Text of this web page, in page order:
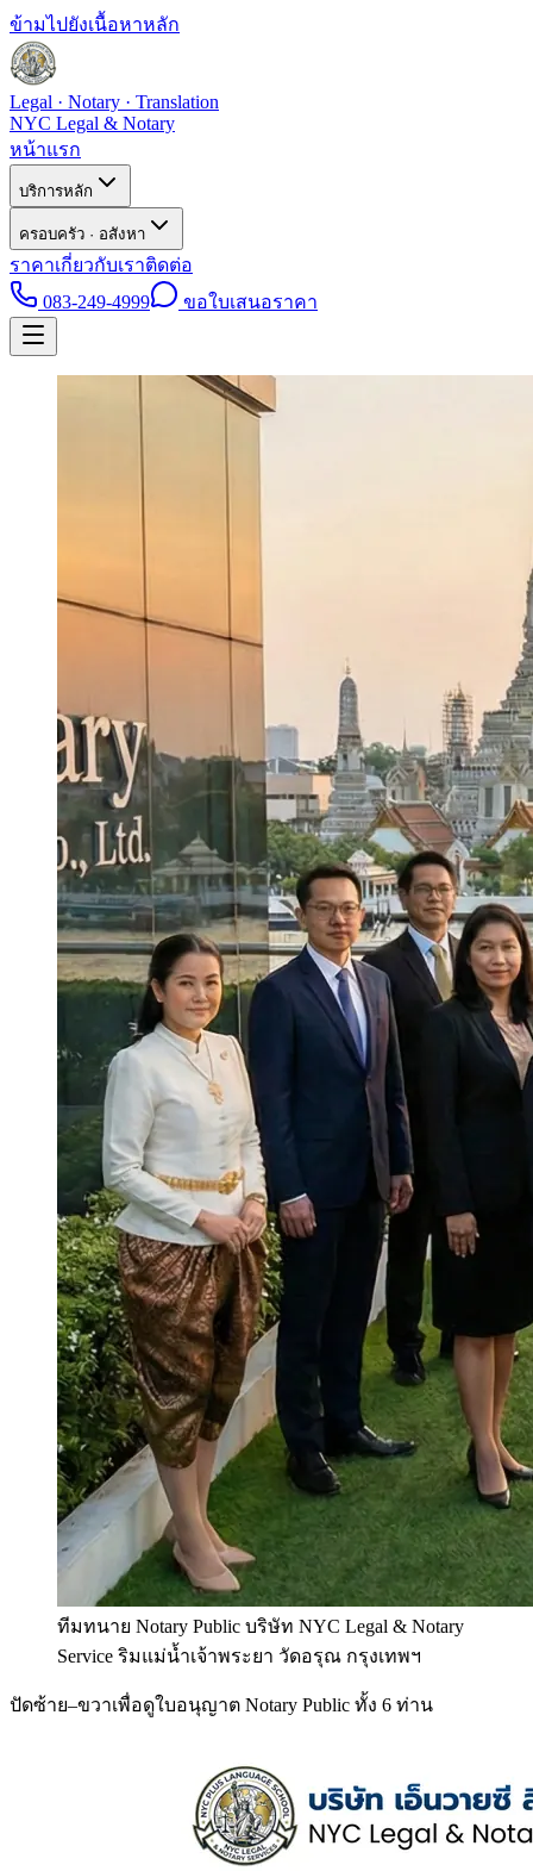
ข้ามไปยังเนื้อหาหลัก
Legal · Notary · Translation
NYC Legal & Notary
หน้าแรก
บริการหลัก
ครอบครัว · อสังหา
ราคาเกี่ยวกับเราติดต่อ
083-249-4999
ขอใบเสนอราคา
ทีมทนาย Notary Public บริษัท NYC Legal & Notary
Service ริมแม่น้ำเจ้าพระยา วัดอรุณ กรุงเทพฯ
ปัดซ้าย–ขวาเพื่อดูใบอนุญาต Notary Public ทั้ง 6 ท่าน